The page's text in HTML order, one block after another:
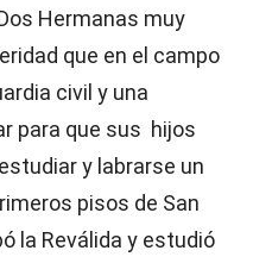
Hermanas muy
que en el campo
civil y una
para que sus hijos
y labrarse un
pisos de San
la Reválida y estudió